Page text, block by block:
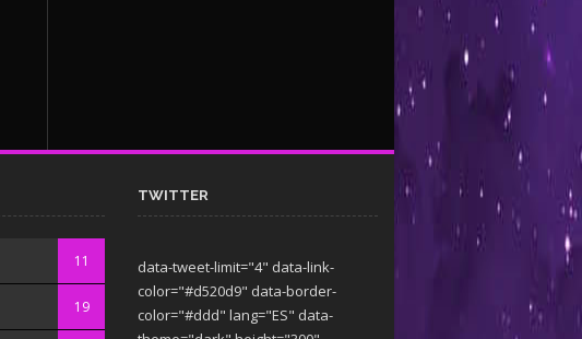
11
19
TWITTER
data-tweet-limit="4" data-link-
color="#d520d9" data-border-
color="#ddd" lang="ES" data-